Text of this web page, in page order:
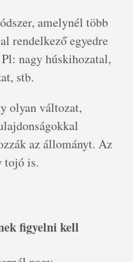
amelynél több
rendelkező egyedre
nagy húskihozatal,
stb.
olyan változat,
az állományt. Az
tojó is.
figyelni kell